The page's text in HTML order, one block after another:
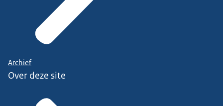
Archief
Over deze site